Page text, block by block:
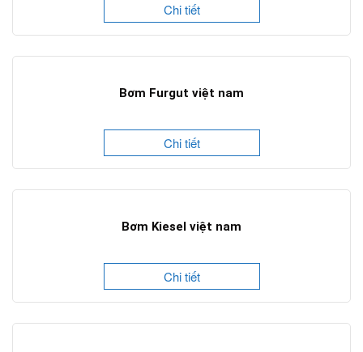
Chi tiết
Bơm Furgut việt nam
Chi tiết
Bơm Kiesel việt nam
Chi tiết